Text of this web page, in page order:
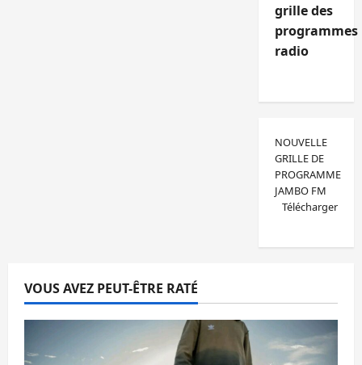
grille des
programmes
radio
NOUVELLE
GRILLE DE
PROGRAMME
JAMBO FM
Télécharger
VOUS AVEZ PEUT-ÊTRE RATÉ